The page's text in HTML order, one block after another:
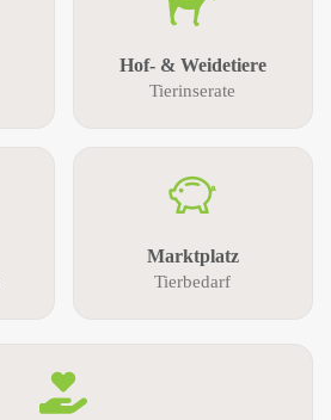
Hof- & Weidetiere
Tierinserate
Marktplatz
Tierbedarf